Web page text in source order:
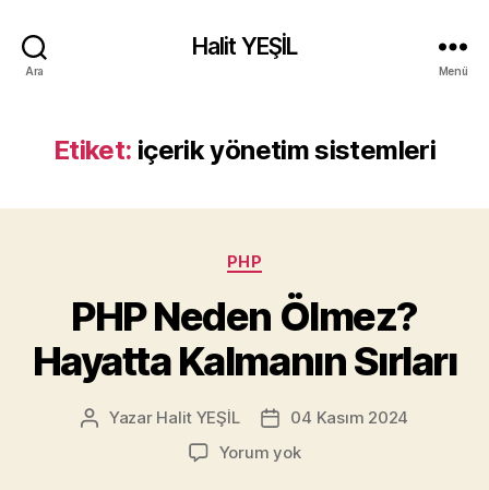
Ara
Halit YEŞİL
Menü
Etiket: içerik yönetim sistemleri
Kategoriler
PHP
PHP Neden Ölmez?
Hayatta Kalmanın Sırları
Yazının
Yazar Halit YEŞİL
Yazı
tarihi
04 Kasım 2024
Yorum yokPHP